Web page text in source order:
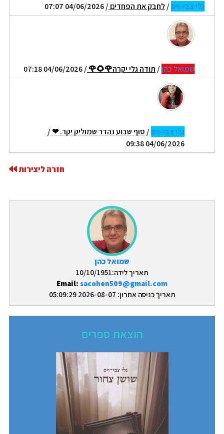
שמואל כהן
תאריך לידה:10/10/1951
Email: sacohen509@gmail.com
תאריך כניסה אחרון: 2026-08-07 05:09:29
הוצאת ספרים
גלי צבי-ויס/לחבק את הפחדים/ 04/06/2026 07:07
שמואל כהן/ תודה גלי יקרה🌹🌻🌹/ 04/06/2026 07:18
גלי צבי-ויס/ סוף שבוע נהדר שמוליק יקר. ❤/
04/06/2026 09:38
חזרה ליצירות